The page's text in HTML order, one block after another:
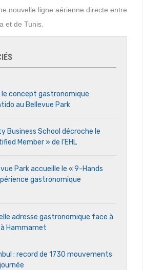
nouvelle ligne aérienne directe entre
et de Tunis.
le concept gastronomique
au Bellevue Park
Business School décroche le
Member » de l’EHL
Park accueille le « 9-Hands
gastronomique
adresse gastronomique face à
Hammamet
: record de 1730 mouvements